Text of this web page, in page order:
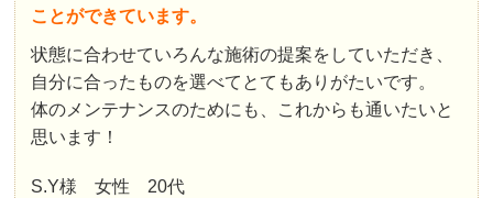
ことができています。
状態に合わせていろんな施術の提案をしていただき、
自分に合ったものを選べてとてもありがたいです。
体のメンテナンスのためにも、これからも通いたいと
思います！
S.Y様 女性 20代